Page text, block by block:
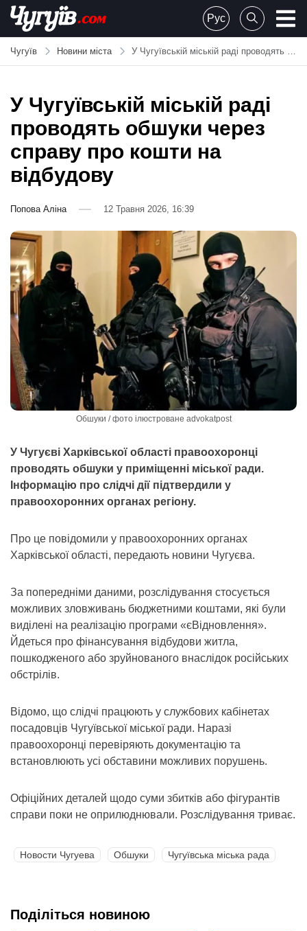
Skip
content
Chuguiv
Рус
Чугуїв Новини міста У Чугуївській міській раді проводять обшуки через справу про кошти на відбудову
У Чугуївській міській раді
проводять обшуки через
справу про кошти на
відбудову
Попова Аліна 12 Травня 2026, 16:39
Обшуки / фото ілюстроване advokatpost
У Чугуєві Харківської області правоохоронці
проводять обшуки у приміщенні міської ради.
Інформацію про слідчі дії підтвердили у
правоохоронних органах регіону.
Про це повідомили у правоохоронних органах
Харківської області, передають новини Чугуєва.
За попередніми даними, розслідування стосується
можливих зловживань бюджетними коштами, які були
виділені на реалізацію програми «єВідновлення».
Йдеться про фінансування відбудови житла,
пошкодженого або зруйнованого внаслідок російських
обстрілів.
Відомо, що слідчі працюють у службових кабінетах
посадовців Чугуївської міської ради. Наразі
правоохоронці перевіряють документацію та
встановлюють усі обставини можливих порушень.
Офіційних деталей щодо суми збитків або фігурантів
справи поки не оприлюднювали. Розслідування триває.
Новости Чугуева Обшуки Чугуївська міська рада
Поділіться новиною